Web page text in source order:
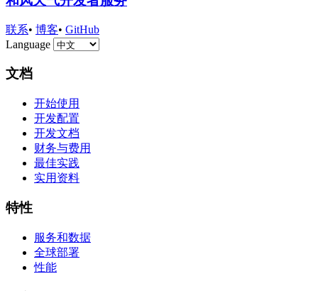
联系• 博客• GitHub
Language
文档
开始使用
开发配置
开发文档
财务与费用
最佳实践
实用资料
特性
服务和数据
全球部署
性能